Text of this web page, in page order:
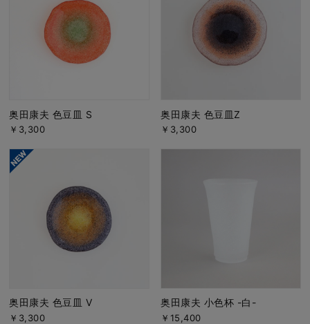
奥田康夫 色豆皿 S
￥3,300
奥田康夫 色豆皿Z
￥3,300
奥田康夫 色豆皿 V
￥3,300
奥田康夫 小色杯 -白-
￥15,400